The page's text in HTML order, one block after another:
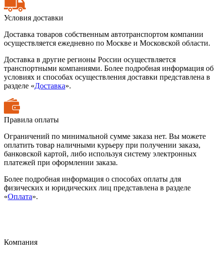
Условия доставки
Доставка товаров собственным автотранспортом компании
осуществляется ежедневно по Москве и Московской области.
Доставка в другие регионы России осуществляется
транспортными компаниями. Более подробная информация об
условиях и способах осуществления доставки представлена в
разделе «Доставка».
Правила оплаты
Ограничений по минимальной сумме заказа нет. Вы можете
оплатить товар наличными курьеру при получении заказа,
банковской картой, либо используя систему электронных
платежей при оформлении заказа.
Более подробная информация о способах оплаты для
физических и юридических лиц представлена в разделе
«Оплата».
Компания